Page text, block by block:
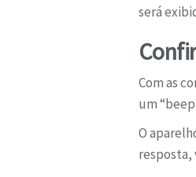
será
Com as
um
O
resposta,